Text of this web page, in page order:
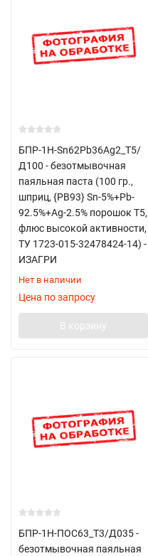
БПР-1Н-Sn62Pb36Ag2_Т5/
Д100 - безотмывочная
паяльная паста (100 гр.,
шприц, {PB93} Sn-5%+Pb-
92.5%+Ag-2.5% порошок Т5,
флюс высокой активности,
ТУ 1723-015-32478424-14) -
ИЗАГРИ
Нет в наличии
Цена по запросу
В корзину
БПР-1Н-ПОС63_Т3/Д035 -
безотмывочная паяльная